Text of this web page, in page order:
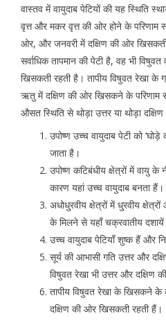
वास्तव में वायुदाब पेटियों की यह स्थिति
वृत्त और मकर वृत्त की ओर होने के परिणाम
ओर, और जनवरी में दक्षिण की ओर खिसकती
सर्वाधिक तापमान की पेटी है, वह भी
खिसकती रहती है। तापीय विषुवत रेखा के
ऋतु में दक्षिण की ओर खिसकने के परिणाम
औसत स्थिति से थोड़ा उत्तर या थोड़ा
उपोष्ण उच्च वायुदाब पेटी को
जाता है।
उपोष्ण कटिबंधीय क्षेत्रों में
कारण यहां उच्च वायुदाब बनता हैं।
अधोधु्रवीय क्षेत्रों में धु्रवीय
के मिलने से यहाँ चक्रवातीय दशायें
उच्च वायुदाब पेटियाँ शुष्क हैं और
सूर्य की आभासी गति उत्तर और
विषुवत रेखा भी उत्तर और दक्षिण
तापीय विषुवत रेखा के खिसकने के
दक्षिण की ओर खिसकती रहती हैं।